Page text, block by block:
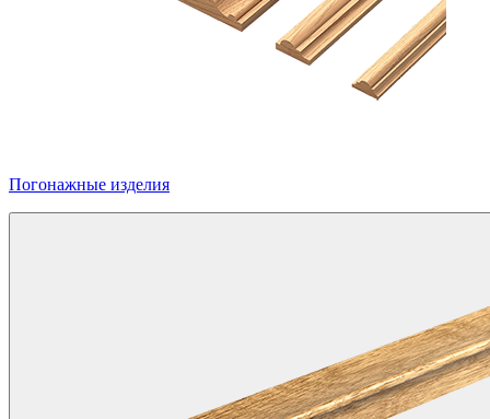
Погонажные изделия